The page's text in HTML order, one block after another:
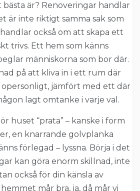
är? Renoveringar handlar
är inte riktigt samma sak som
också om att skapa ett
trivs. Ett hem som känns
människorna som bor där.
på att kliva in i ett rum där
jämfört med ett där
lagt omtanke i varje val.
huset “prata” – kanske i form
en knarrande golvplanka
förlegad – lyssna. Börja i det
kan göra enorm skillnad, inte
också för din känsla av
mår bra, ja, då mår vi